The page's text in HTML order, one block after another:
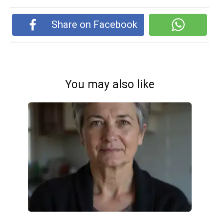
Share on Facebook
You may also like